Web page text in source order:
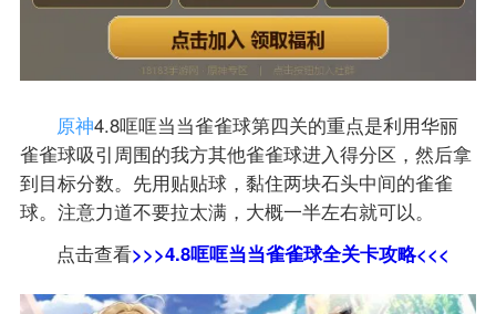
原神4.8哐哐当当雀雀球第四关的重点是利用华丽
雀雀球吸引周围的我方其他雀雀球进入得分区，然后拿
到目标分数。先用贴贴球，黏住两块石头中间的雀雀
球。注意力道不要拉太满，大概一半左右就可以。
点击查看>>>4.8哐哐当当雀雀球全关卡攻略<<<